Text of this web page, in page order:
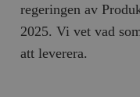
regeringen av
2025. Vi vet vad
att leverera.